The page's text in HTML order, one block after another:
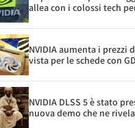
allea con i colossi tech
NVIDIA aumenta i prezzi
vista per le schede con
NVIDIA DLSS 5 è stato
nuova demo che ne